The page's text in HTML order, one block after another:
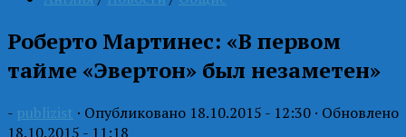
Роберто Мартинес: «В первом
тайме «Эвертон» был незаметен»
- publizist · Опубликовано 18.10.2015 - 12:30 · Обновлено
18.10.2015 - 11:18